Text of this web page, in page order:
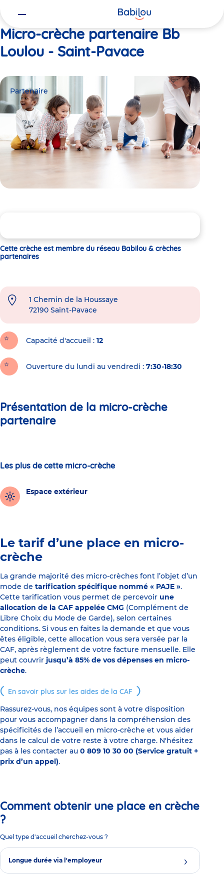
Micro-crèche partenaire Bb
Loulou - Saint-Pavace
Partenaire
Cette crèche est membre du réseau Babilou & crèches
partenaires
1 Chemin de la Houssaye
72190 Saint-Pavace
Capacité d'accueil 12
Ouverture du lundi au vendredi : 7:30-18:30
Présentation de la micro-crèche
partenaire
Les plus de cette micro-crèche
Espace extérieur
Le tarif d’une place en micro-
crèche
La grande majorité des micro-crèches font l’objet d’un
mode de tarification spécifique nommé « PAJE ».
Cette tarification vous permet de percevoir une
allocation de la CAF appelée CMG (Complément de
Libre Choix du Mode de Garde), selon certaines
conditions. Si vous en faites la demande et que vous
êtes éligible, cette allocation vous sera versée par la
CAF, après règlement de votre facture mensuelle. Elle
peut couvrir jusqu’à 85% de vos dépenses en micro-
crèche.
En savoir plus sur les aides de la CAF
Rassurez-vous, nos équipes sont à votre disposition
pour vous accompagner dans la compréhension des
spécificités de l’accueil en micro-crèche et vous aider
dans le calcul de votre reste à votre charge. N'hésitez
pas à les contacter au 0 809 10 30 00 (Service gratuit +
prix d’un appel).
Comment obtenir une place en crèche
?
Quel type d'accueil cherchez-vous ?
Longue durée via l'employeur